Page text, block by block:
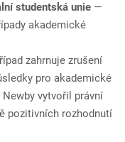
studentská unie —
akademické
zahrnuje zrušení
pro akademické
vytvořil právní
pozitivních rozhodnutí